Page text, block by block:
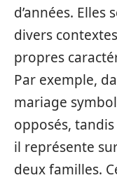
d’années.
divers
propres
Par exemple,
mariage
opposés,
il représente
deux familles.